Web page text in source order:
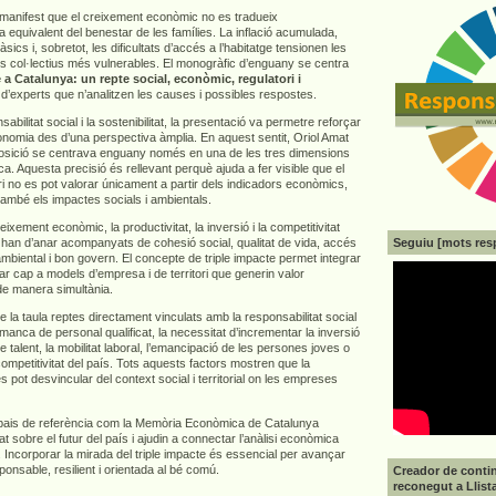
que el creixement econòmic no es tradueix
equivalent del benestar de les famílies. La inflació acumulada,
i, sobretot, les dificultats d’accés a l’habitatge tensionen les
col·lectius més vulnerables. El monogràfic d’enguany se centra
a Catalunya: un repte social, econòmic, regulatori i
que n’analitzen les causes i possibles respostes.
social i la sostenibilitat, la presentació va permetre reforçar
des d’una perspectiva àmplia. En aquest sentit, Oriol Amat
se centrava enguany només en una de les tres dimensions
Aquesta precisió és rellevant perquè ajuda a fer visible que el
no es pot valorar únicament a partir dels indicadors econòmics,
els impactes socials i ambientals.
econòmic, la productivitat, la inversió i la competitivitat
d’anar acompanyats de cohesió social, qualitat de vida, accés
i bon govern. El concepte de triple impacte permet integrar
cap a models d’empresa i de territori que generin valor
manera simultània.
la taula reptes directament vinculats amb la responsabilitat social
de personal qualificat, la necessitat d’incrementar la inversió
talent, la mobilitat laboral, l’emancipació de les persones joves o
del país. Tots aquests factors mostren que la
pot desvincular del context social i territorial on les empreses
de referència com la Memòria Econòmica de Catalunya
sobre el futur del país i ajudin a connectar l’anàlisi econòmica
la mirada del triple impacte és essencial per avançar
resilient i orientada al bé comú.
Seguiu [mots
Creador de
reconegut a